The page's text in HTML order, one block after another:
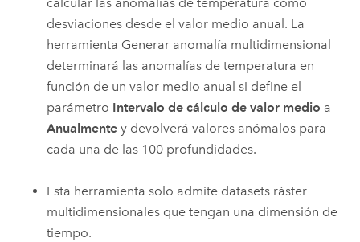
desviaciones desde el valor medio anual. La
herramienta Generar anomalía multidimensional
determinará las anomalías de temperatura en
función de un valor medio anual si define el
parámetro Intervalo de cálculo de valor medio a
Anualmente y devolverá valores anómalos para
cada una de las 100 profundidades.
Esta herramienta solo admite datasets ráster
multidimensionales que tengan una dimensión de
tiempo.